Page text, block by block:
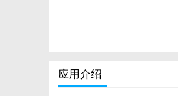
应用介绍